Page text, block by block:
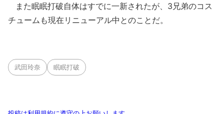
また眠眠打破自体はすでに一新されたが、3兄弟のコス
チュームも現在リニューアル中とのことだ。
武田玲奈 眠眠打破